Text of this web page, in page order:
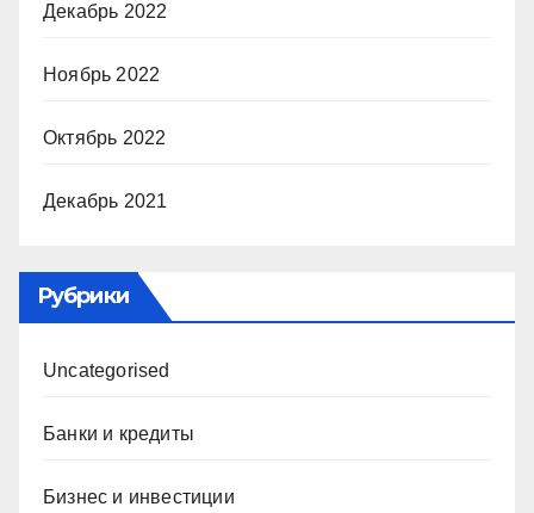
Декабрь 2022
Ноябрь 2022
Октябрь 2022
Декабрь 2021
Рубрики
Uncategorised
Банки и кредиты
Бизнес и инвестиции